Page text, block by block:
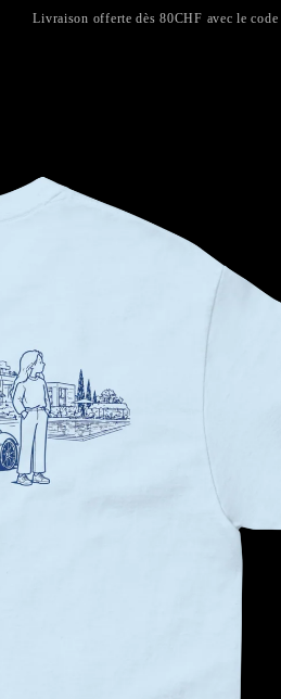
Livraison offerte dès 80CHF avec le code